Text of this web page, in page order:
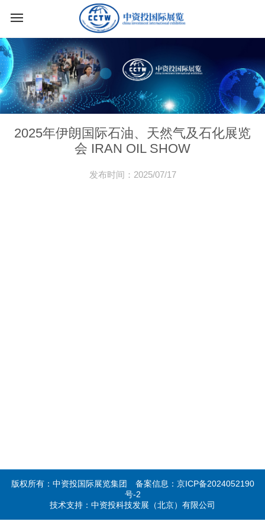
2025年伊朗国际石油、天然气及石化展览
会 IRAN OIL SHOW
发布时间：2025/07/17
版权所有：中资投国际展览集团
备案信息：京ICP备2024052190
号-2
技术支持：中资投科技发展（北京）有限公司